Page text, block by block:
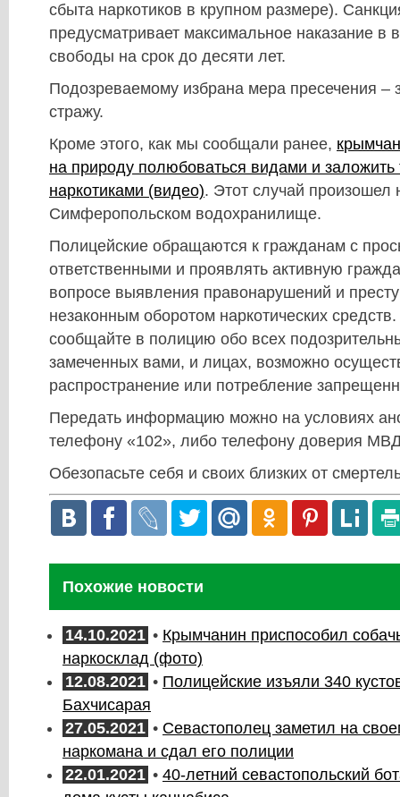
сбыта наркотиков в крупном размере).
предусматривает максимальное наказание в
свободы на срок до десяти лет.
Подозреваемому избрана мера пресечения –
стражу.
Кроме этого, как мы сообщали ранее, к
на природу полюбоваться видами и заложить
наркотиками (видео). Этот случай произошел
Симферопольском водохранилище.
Полицейские обращаются к гражданам с
ответственными и проявлять активную
вопросе выявления правонарушений и
незаконным оборотом наркотических
сообщайте в полицию обо всех
замеченных вами, и лицах, возможно
распространение или потребление
Передать информацию можно на условиях
телефону «102», либо телефону доверия
Обезопасьте себя и своих близких от
Похожие новости
14.10.2021 • Крымчанин приспособил
наркосклад (фото)
12.08.2021 • Полицейские изъяли 340
Бахчисарая
27.05.2021 • Севастополец заметил на
наркомана и сдал его полиции
22.01.2021 • 40-летний севастопольский